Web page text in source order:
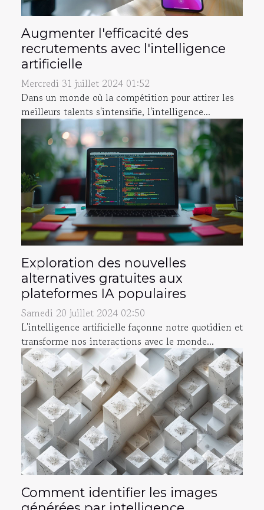
Augmenter l'efficacité des
recrutements avec l'intelligence
artificielle
Mercredi 31 juillet 2024 01:52
Dans un monde où la compétition pour attirer les
meilleurs talents s'intensifie, l'intelligence...
Exploration des nouvelles
alternatives gratuites aux
plateformes IA populaires
Samedi 20 juillet 2024 02:50
L'intelligence artificielle façonne notre quotidien et
transforme nos interactions avec le monde...
Comment identifier les images